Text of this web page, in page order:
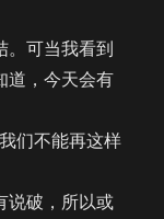
可当我看到
道，今天会有
们不能再这样
破，所以或